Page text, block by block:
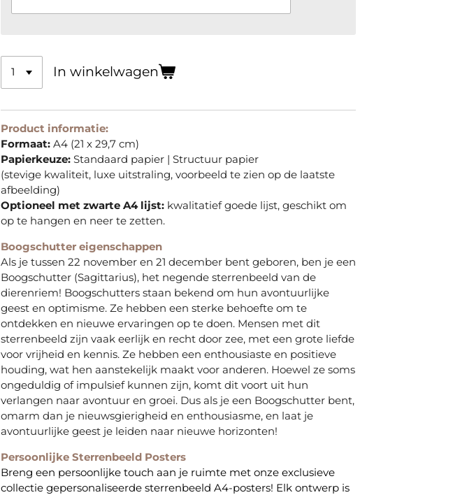
In winkelwagen
Product informatie:
Formaat: A4 (21 x 29,7 cm)
Papierkeuze: Standaard papier | Structuur papier
(stevige kwaliteit, luxe uitstraling, voorbeeld te zien op de laatste
afbeelding)
Optioneel met zwarte A4 lijst: kwalitatief goede lijst, geschikt om
op te hangen en neer te zetten.
Boogschutter eigenschappen
Als je tussen 22 november en 21 december bent geboren, ben je een
Boogschutter (Sagittarius), het negende sterrenbeeld van de
dierenriem! Boogschutters staan bekend om hun avontuurlijke
geest en optimisme. Ze hebben een sterke behoefte om te
ontdekken en nieuwe ervaringen op te doen. Mensen met dit
sterrenbeeld zijn vaak eerlijk en recht door zee, met een grote liefde
voor vrijheid en kennis. Ze hebben een enthousiaste en positieve
houding, wat hen aanstekelijk maakt voor anderen. Hoewel ze soms
ongeduldig of impulsief kunnen zijn, komt dit voort uit hun
verlangen naar avontuur en groei. Dus als je een Boogschutter bent,
omarm dan je nieuwsgierigheid en enthousiasme, en laat je
avontuurlijke geest je leiden naar nieuwe horizonten!
Persoonlijke Sterrenbeeld Posters
Breng een persoonlijke touch aan je ruimte met onze exclusieve
collectie gepersonaliseerde sterrenbeeld A4-posters! Elk ontwerp is